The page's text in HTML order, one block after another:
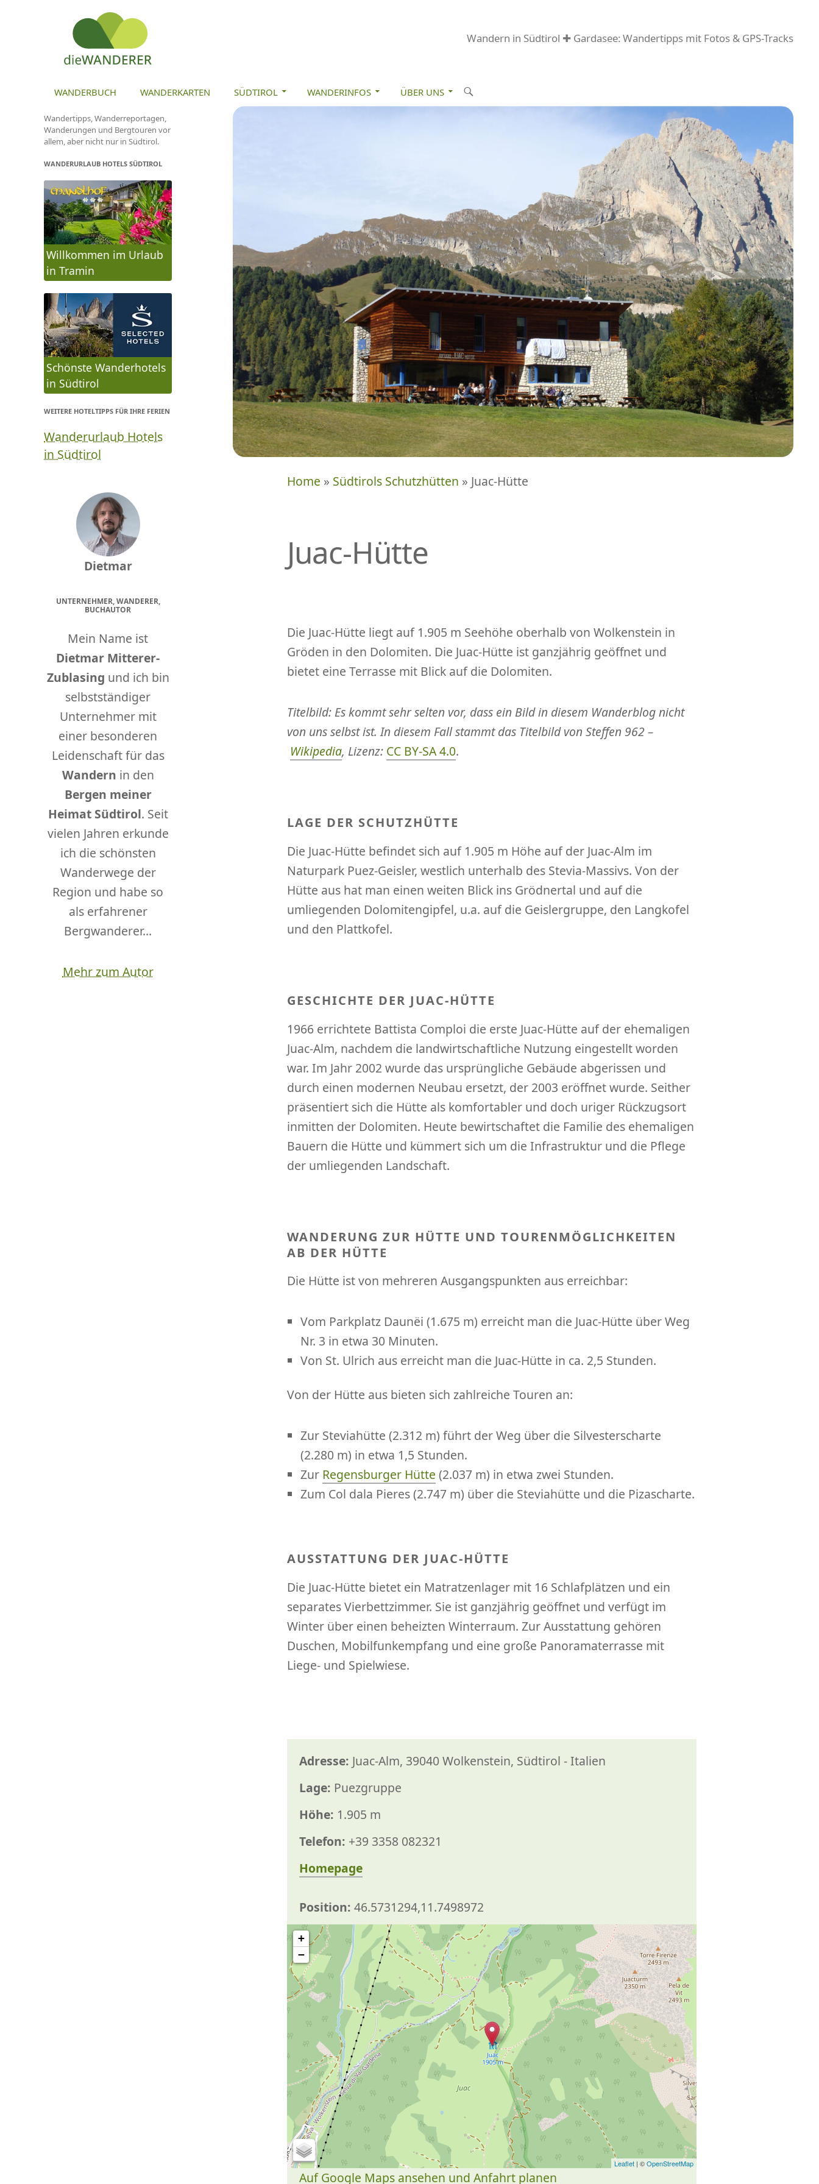
Wandern in Südtirol ✚ Gardasee: Wandertipps mit Fotos & GPS-Tracks
S
u
WANDERBUCH WANDERKARTEN SÜDTIROL WANDERINFOS ÜBER UNS
Home » Südtirols Schutzhütten » Juac-Hütte
Juac-Hütte
Adresse: Juac-Alm, 39040 Wolkenstein, Südtirol - Italien
Lage: Puezgruppe
Höhe: 1.905 m
Telefon: +39 3358 082321
Homepage
Position: 46.5731294,11.7498972
+
−
Leaflet | ©OpenStreetMap
Auf Google Maps ansehen und Anfahrt planen
Die Juac-Hütte liegt auf 1.905 m Seehöhe oberhalb von Wolkenstein in
Gröden in den Dolomiten. Die Juac-Hütte ist ganzjährig geöffnet und
bietet eine Terrasse mit Blick auf die Dolomiten.
Titelbild: Es kommt sehr selten vor, dass ein Bild in diesem Wanderblog nicht
von uns selbst ist. In diesem Fall stammt das Titelbild von Steffen 962 –
Wikipedia, Lizenz: CC BY-SA 4.0.
LAGE DER SCHUTZHÜTTE
Die Juac-Hütte befindet sich auf 1.905 m Höhe auf der Juac-Alm im
Naturpark Puez-Geisler, westlich unterhalb des Stevia-Massivs. Von der
Hütte aus hat man einen weiten Blick ins Grödnertal und auf die
umliegenden Dolomitengipfel, u.a. auf die Geislergruppe, den Langkofel
und den Plattkofel.
GESCHICHTE DER JUAC-HÜTTE
1966 errichtete Battista Comploi die erste Juac-Hütte auf der ehemaligen
Juac-Alm, nachdem die landwirtschaftliche Nutzung eingestellt worden
war. Im Jahr 2002 wurde das ursprüngliche Gebäude abgerissen und
durch einen modernen Neubau ersetzt, der 2003 eröffnet wurde. Seither
präsentiert sich die Hütte als komfortabler und doch uriger Rückzugsort
inmitten der Dolomiten. Heute bewirtschaftet die Familie des ehemaligen
Bauern die Hütte und kümmert sich um die Infrastruktur und die Pflege
der umliegenden Landschaft.
WANDERUNG ZUR HÜTTE UND TOURENMÖGLICHKEITEN
AB DER HÜTTE
Die Hütte ist von mehreren Ausgangspunkten aus erreichbar:
Vom Parkplatz Daunëi (1.675 m) erreicht man die Juac-Hütte über Weg
Nr. 3 in etwa 30 Minuten.
Von St. Ulrich aus erreicht man die Juac-Hütte in ca. 2,5 Stunden.
Von der Hütte aus bieten sich zahlreiche Touren an:
Zur Steviahütte (2.312 m) führt der Weg über die Silvesterscharte
(2.280 m) in etwa 1,5 Stunden.
Zur Regensburger Hütte (2.037 m) in etwa zwei Stunden.
Zum Col dala Pieres (2.747 m) über die Steviahütte und die Pizascharte.
AUSSTATTUNG DER JUAC-HÜTTE
Die Juac-Hütte bietet ein Matratzenlager mit 16 Schlafplätzen und ein
separates Vierbettzimmer. Sie ist ganzjährig geöffnet und verfügt im
Winter über einen beheizten Winterraum. Zur Ausstattung gehören
Duschen, Mobilfunkempfang und eine große Panoramaterrasse mit
Liege- und Spielwiese.
Wandertipps, Wanderreportagen,
Wanderungen und Bergtouren vor
allem, aber nicht nur in Südtirol.
WANDERURLAUB HOTELS SÜDTIROL
Willkommen im Urlaub
in Tramin
Schönste Wanderhotels
in Südtirol
WEITERE HOTELTIPPS FÜR IHRE FERIEN
Wanderurlaub Hotels
in Südtirol
Dietmar
UNTERNEHMER, WANDERER,
BUCHAUTOR
Mein Name ist
Dietmar Mitterer-
Zublasing und ich bin
selbstständiger
Unternehmer mit
einer besonderen
Leidenschaft für das
Wandern in den
Bergen meiner
Heimat Südtirol. Seit
vielen Jahren erkunde
ich die schönsten
Wanderwege der
Region und habe so
als erfahrener
Bergwanderer...
Mehr zum Autor